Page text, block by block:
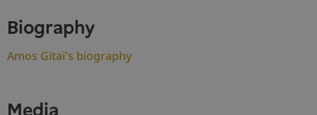
biography
Amos Gitaï's biography
media